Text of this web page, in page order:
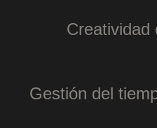
Creatividad
Gestión del